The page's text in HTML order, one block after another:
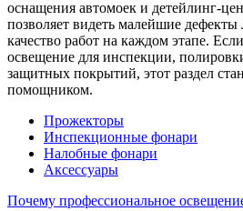
оснащения автомоек и детейлинг-
позволяет видеть малейшие
качество работ на каждом этапе.
освещение для инспекции,
защитных покрытий, этот раздел
помощником.
Прожекторы
Инспекционные фонари
Налобные фонари
Аксессуары
Почему профессиональное